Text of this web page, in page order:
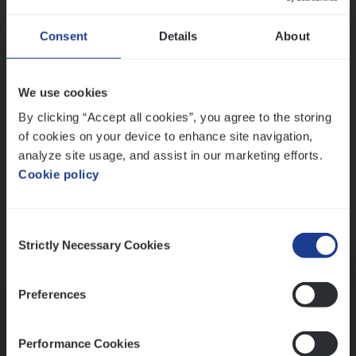
Consent Details About
We use cookies
By clicking “Accept all cookies”, you agree to the storing
of cookies on your device to enhance site navigation,
analyze site usage, and assist in our marketing efforts.
Cookie policy
Selection
Strictly Necessary Cookies
Preferences
Performance Cookies
Ons sollicitatieproces